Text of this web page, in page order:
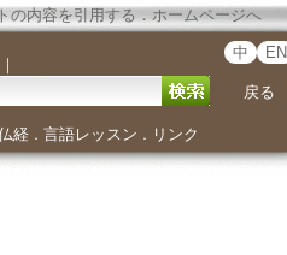
の内容を引用する ． ホームページへ
｜
中 EN
戻る
経． 言語レッスン ． リンク